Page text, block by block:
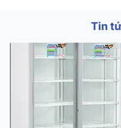
Tin